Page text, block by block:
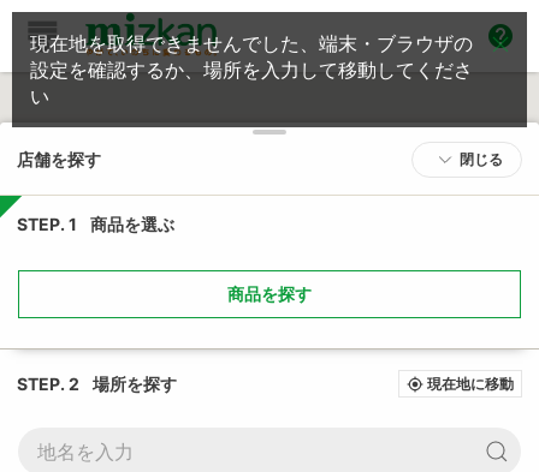
help
店舗を探す 閉じる
STEP. 1 商品を選ぶ
商品を探す
STEP. 2 場所を探す my_location 現在地に移動
現在地を取得できませんでした、端末・ブラウザの
設定を確認するか、場所を入力して移動してくださ
い